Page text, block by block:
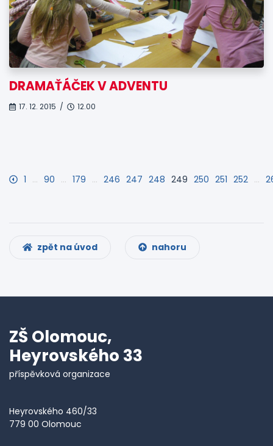
DRAMAŤÁČEK V ADVENTU
17. 12. 2015 / 12.00
1 … 90 … 179 … 246 247 248 249 250 251 252 …
zpět na úvod nahoru
ZŠ Olomouc,
Heyrovského 33
příspěvková organizace
Heyrovského 460/33
779 00 Olomouc